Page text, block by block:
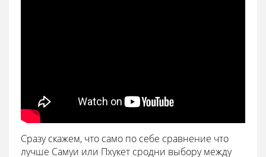
Сразу скажем, что само по себе сравнение что
лучше Самуи или Пхукет сродни выбору между